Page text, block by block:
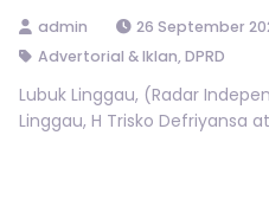
admin
26 September
Advertorial & Iklan, DPRD
Lubuk Linggau, (Radar
Linggau, H Trisko Defriyansa